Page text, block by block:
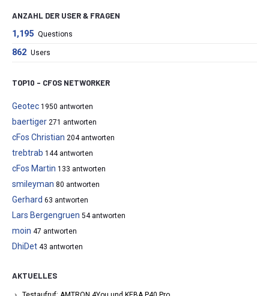
ANZAHL DER USER & FRAGEN
1,195 Questions
862 Users
TOP10 – CFOS NETWORKER
Geotec 1950 antworten
baertiger 271 antworten
cFos Christian 204 antworten
trebtrab 144 antworten
cFos Martin 133 antworten
smileyman 80 antworten
Gerhard 63 antworten
Lars Bergengruen 54 antworten
moin 47 antworten
DhiDet 43 antworten
AKTUELLES